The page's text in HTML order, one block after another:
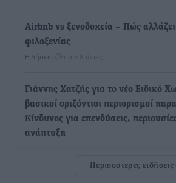
Airbnb vs ξενοδοχεία – Πώς
φιλοξενίας
Ειδήσεις πριν 8 ώρες
Γιάννης Χατζής για το νέο Ειδικό
βασικοί οριζόντιοι περιορισμοί
Κίνδυνος για επενδύσεις,
ανάπτυξη
Περισσότερες ειδήσεις